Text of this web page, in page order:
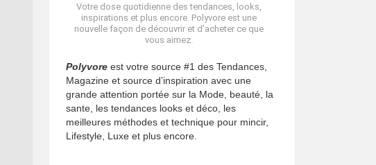
Votre dose quotidienne des tendances, looks,
inspirations et plus encore. Polyvore est une
nouvelle façon de découvrir et d’acheter ce que
vous aimez.
Polyvore est votre source #1 des Tendances,
Magazine et source d’inspiration avec une
grande attention portée sur la Mode, beauté, la
sante, les tendances looks et déco, les
meilleures méthodes et technique pour mincir,
Lifestyle, Luxe et plus encore.